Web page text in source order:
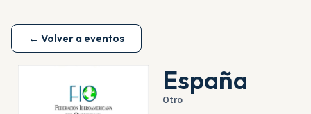
← Volver a eventos
España
Otro